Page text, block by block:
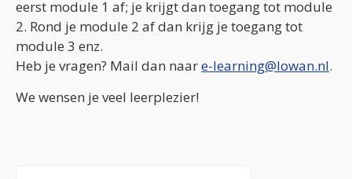
eerst module 1 af; je krijgt dan toegang tot module
2. Rond je module 2 af dan krijg je toegang tot
module 3 enz.
Heb je vragen? Mail dan naare-learning@lowan.nl.
We wensen je veel leerplezier!